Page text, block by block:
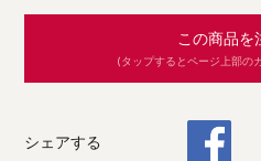
この商品を
(タップするとページ上部の
シェアする